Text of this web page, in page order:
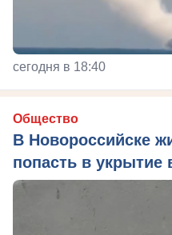
сегодня в 18:40
Общество
В Новороссийске
попасть в